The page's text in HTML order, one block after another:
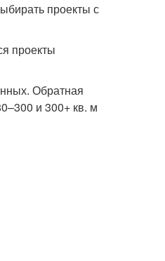
проекты с
проекты
Обратная
и 300+ кв. м